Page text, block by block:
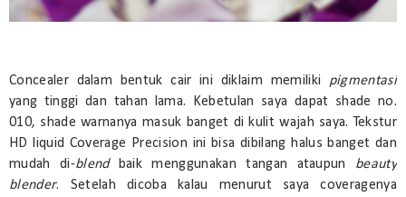
Concealer dalam bentuk cair ini diklaim memiliki pigmentasi
yang tinggi dan tahan lama. Kebetulan saya dapat shade no.
010, shade warnanya masuk banget di kulit wajah saya. Tekstur
HD liquid Coverage Precision ini bisa dibilang halus banget dan
mudah di-blend baik menggunakan tangan ataupun beauty
blender. Setelah dicoba kalau menurut saya coveragenya